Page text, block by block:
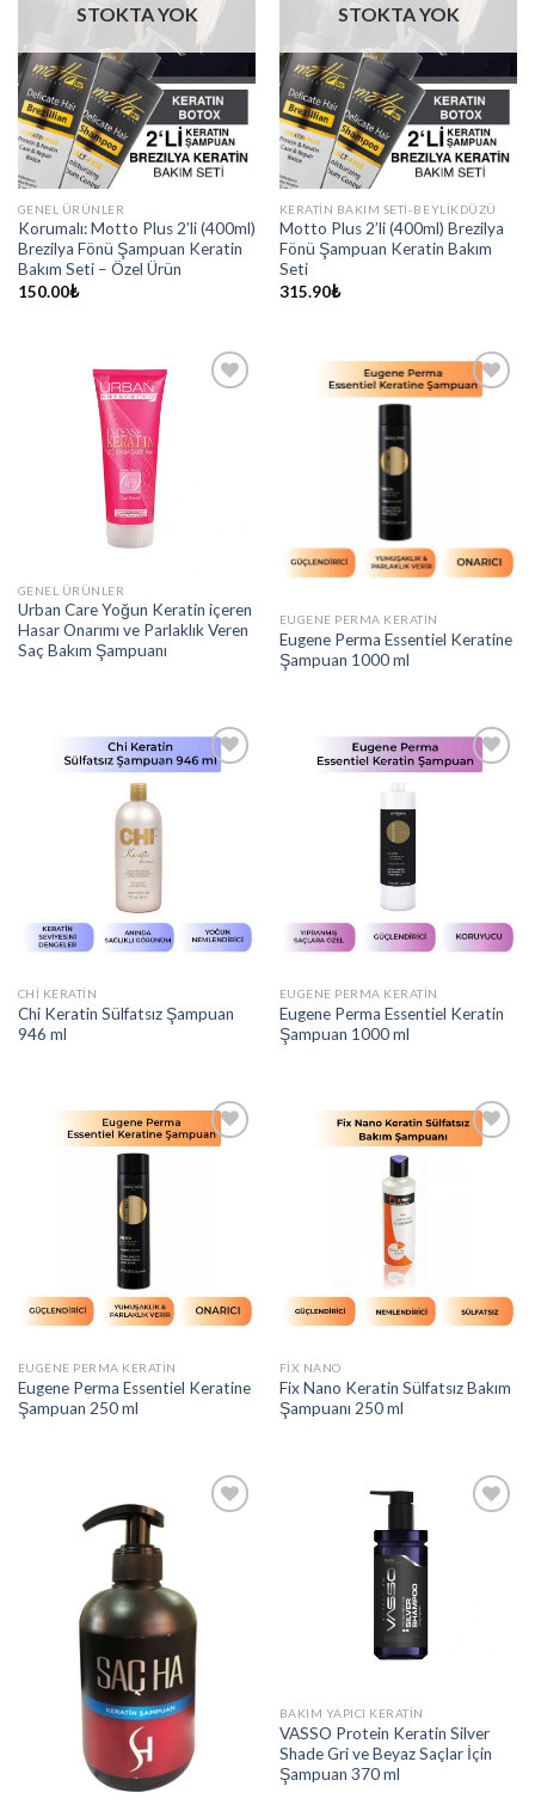
STOKTA YOK
GENEL ÜRÜNLER
Korumalı: Motto Plus 2’li (400ml)
Brezilya Fönü Şampuan Keratin
Bakım Seti – Özel Ürün
150.00₺
STOKTA YOK
KERATIN BAKIM SETI-BEYLIKDÜZÜ
Motto Plus 2’li (400ml) Brezilya
Fönü Şampuan Keratin Bakım
Seti
315.90₺
GENEL ÜRÜNLER
Urban Care Yoğun Keratin içeren
Hasar Onarımı ve Parlaklık Veren
Saç Bakım Şampuanı
EUGENE PERMA KERATIN
Eugene Perma Essentiel Keratine
Şampuan 1000 ml
CHI KERATIN
Chi Keratin Sülfatsız Şampuan
946 ml
EUGENE PERMA KERATIN
Eugene Perma Essentiel Keratin
Şampuan 1000 ml
EUGENE PERMA KERATIN
Eugene Perma Essentiel Keratine
Şampuan 250 ml
FIX NANO
Fix Nano Keratin Sülfatsız Bakım
Şampuanı 250 ml
BAKIM YAPICI KERATIN
VASSO Protein Keratin Silver
Shade Gri ve Beyaz Saçlar İçin
Şampuan 370 ml